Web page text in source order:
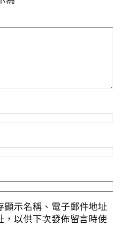
顯示名稱、電子郵件地址
，以供下次發佈留言時使